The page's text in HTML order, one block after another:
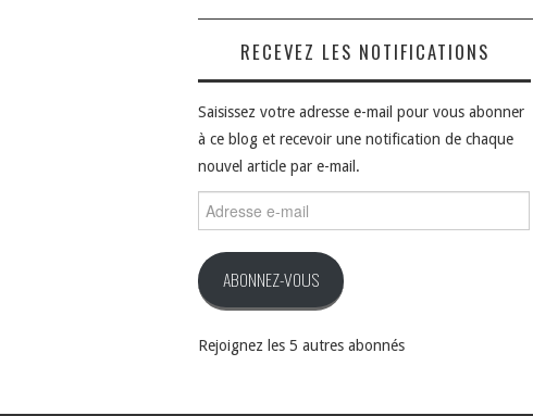
RECEVEZ LES NOTIFICATIONS
Saisissez votre adresse e-mail pour vous abonner
à ce blog et recevoir une notification de chaque
nouvel article par e-mail.
e-
ABONNEZ-VOUS
Rejoignez les 5 autres abonnés